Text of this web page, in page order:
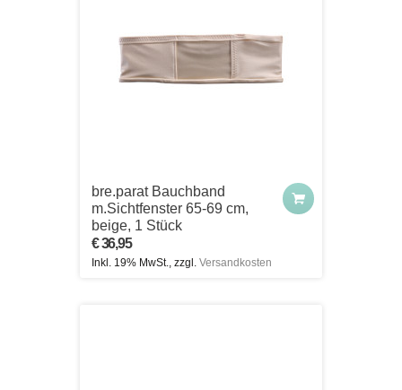
bre.parat Bauchband
m.Sichtfenster 65-69 cm,
beige, 1 Stück
€ 36,95
Inkl. 19% MwSt., zzgl. Versandkosten